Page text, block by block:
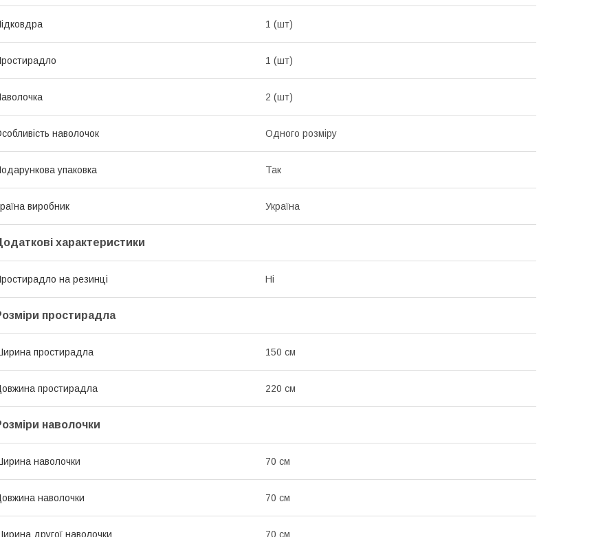
1 (шт)
1 (шт)
2 (шт)
наволочок Одного розміру
упаковка Так
виробник Україна
характеристики
на резинці Ні
простирадла
простирадла 150 см
простирадла 220 см
наволочки
наволочки 70 см
наволочки 70 см
другої наволочки 70 см